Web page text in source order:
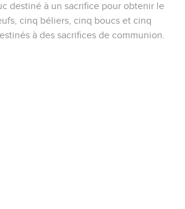
destiné à un sacrifice pour obtenir le
cinq béliers, cinq boucs et cinq
à des sacrifices de communion.